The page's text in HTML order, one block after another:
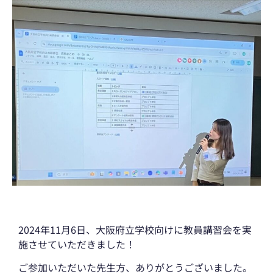
2024年11月6日、大阪府立学校向けに教員講習会を実
施させていただきました！
ご参加いただいた先生方、ありがとうございました。